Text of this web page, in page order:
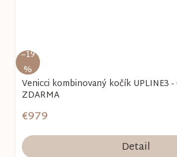
–19
%
Venicci kombinovaný kočík UPLINE3 -
ZDARMA
€979
Detail